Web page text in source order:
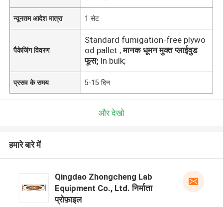
न्यूनतम आदेश मात्रा 1 सेट
पैकेजिंग विवरण
Standard fumigation-free plywo
od pallet ; मानक धूमन मुक्त प्लाईवुड
फूस; In bulk;
प्रसव के समय 5-15 दिन
और देखो
हमारे बारे में
Qingdao Zhongcheng Lab
Equipment Co., Ltd. निर्माता
प्रोफ़ाइल